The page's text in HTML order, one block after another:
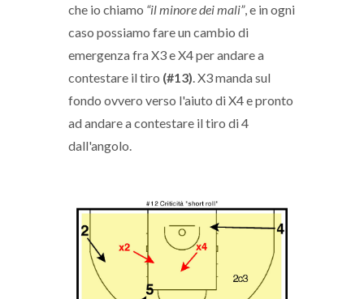
che io chiamo “il minore dei mali”, e in ogni
caso possiamo fare un cambio di
emergenza fra X3 e X4 per andare a
contestare il tiro (#13) . X3 manda sul
fondo ovvero verso l'aiuto di X4 e pronto
ad andare a contestare il tiro di 4
dall'angolo.